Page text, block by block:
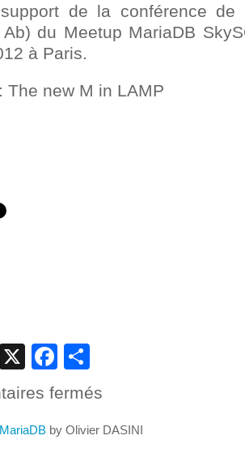
de la conférence de
Ab) du Meetup MariaDB
à Paris.
The new M in LAMP
Email
X Facebook
fermés
sur
MariaDB by Olivier DASINI